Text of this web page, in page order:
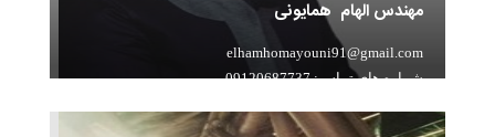
مهندس الهام همایونی
elhamhomayouni91@gmail.com
شماره های تماس: 09120687737
ریاضی،آمار،جبر